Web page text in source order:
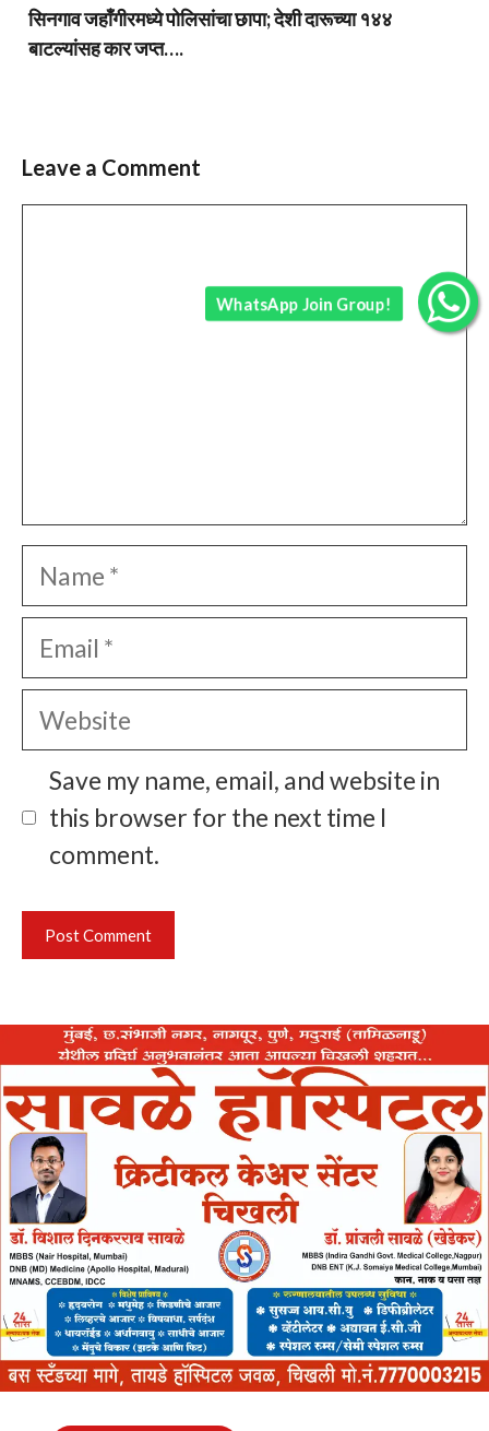
सिनगाव जहाँगीरमध्ये पोलिसांचा छापा; देशी दारूच्या १४४
बाटल्यांसह कार जप्त….
Leave a Comment
Name
Email
Website
Save my name, email, and website in
this browser for the next time I
comment.
WhatsApp Join Group!